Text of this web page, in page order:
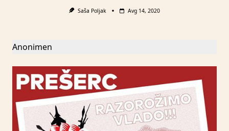
Saša Poljak Avg 14, 2020
Anonimen